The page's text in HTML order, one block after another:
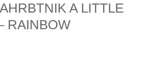
A LITTLE
RAINBOW